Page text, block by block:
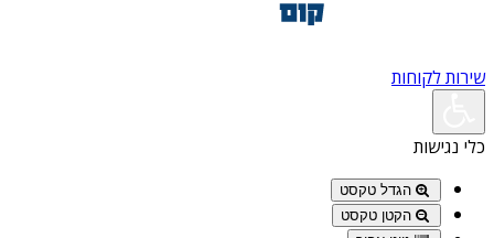
שירות לקוחות
כלי נגישות
הגדל טקסט
הקטן טקסט